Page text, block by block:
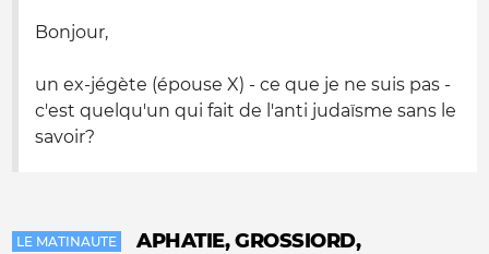
Bonjour,
un ex-jégète (épouse X) - ce que je ne suis pas -
c'est quelqu'un qui fait de l'anti judaïsme sans le
savoir?
LE MATINAUTE
APHATIE, GROSSIORD,